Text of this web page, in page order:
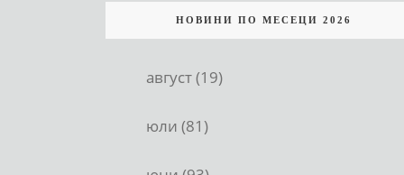
НОВИНИ ПО МЕСЕЦИ 2026
август (19)
юли (81)